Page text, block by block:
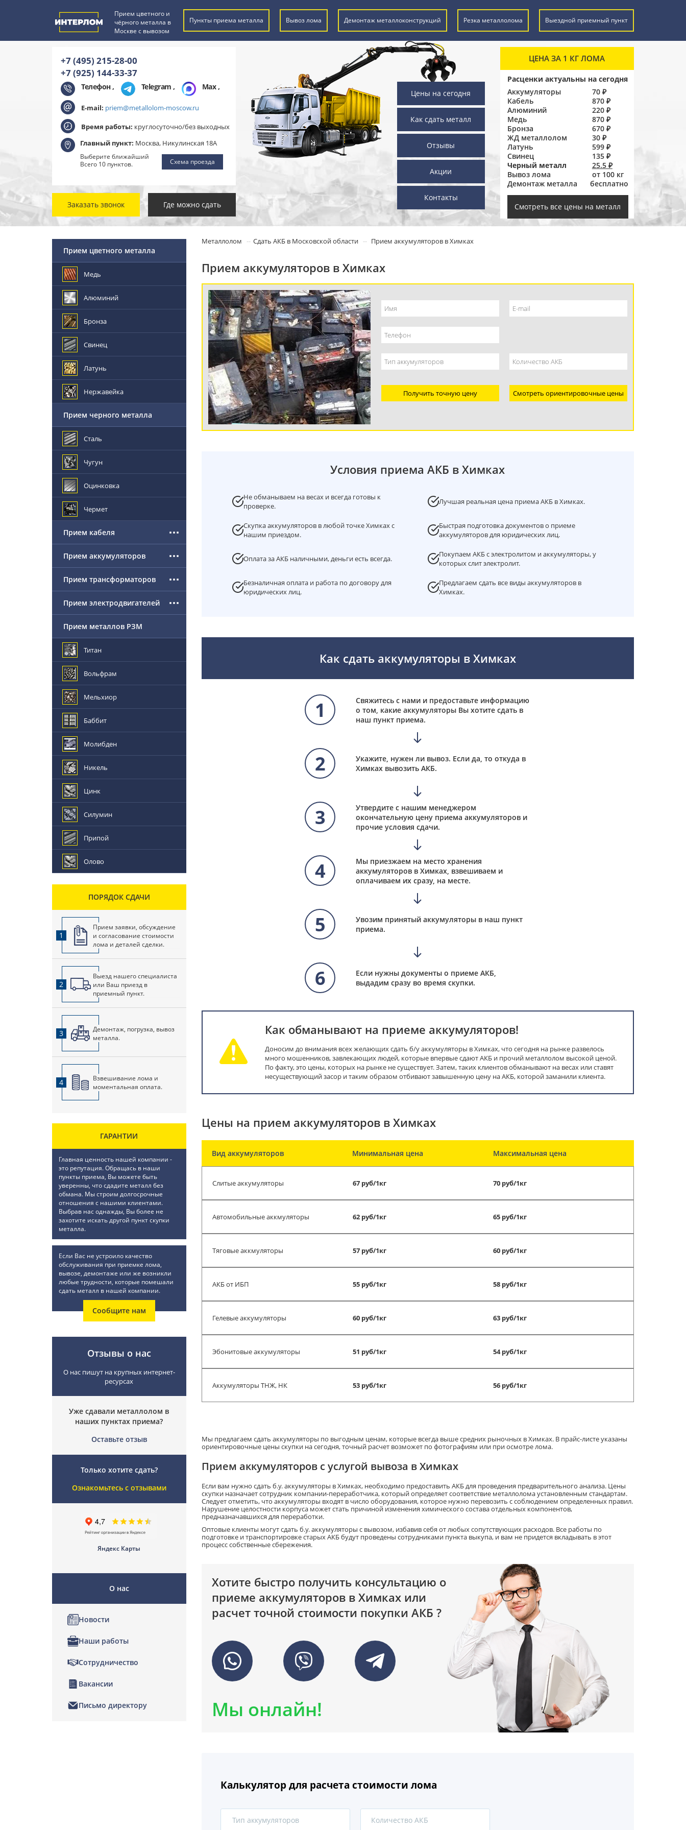
Прием цветного и
чёрного металла в
Москве с вывозом
Пункты приема металла Вывоз лома Демонтаж металлоконструкций Резка металлолома Выездной приемный пункт
+7 (495) 215-28-00
+7 (925) 144-33-37
Телефон , Telegram , Max,
E-mail: priem@metallolom-moscow.ru
Время работы: круглосуточно/без выходных
Главный пункт: Москва, Никулинская 18А
Выберите ближайший
Всего 10 пунктов.
Схема проезда
Заказать звонок Где можно сдать
ЦЕНА ЗА 1 КГ ЛОМА
Расценки актуальны на сегодня
Аккумуляторы
70 ₽
Кабель
870 ₽
Алюминий
220 ₽
Медь
870 ₽
Бронза
670 ₽
ЖД металлолом
30 ₽
Латунь
599 ₽
Свинец
135 ₽
Черный металл
25.5 ₽
Вывоз лома
от 100 кг
Демонтаж металла
бесплатно
Смотреть все цены на металл
Цены на сегодня
Как сдать металл
Отзывы
Акции
Контакты
Металлолом Сдать АКБ в Московской области Прием аккумуляторов в Химках
Прием аккумуляторов в Химках
Получить точную цену Смотреть ориентировочные цены
Условия приема АКБ в Химках
Не обманываем на весах и всегда готовы к
проверке.
Лучшая реальная цена приема АКБ в Химках.
Скупка аккумуляторов в любой точке Химках с
нашим приездом.
Быстрая подготовка документов о приеме
аккумуляторов для юридических лиц.
Оплата за АКБ наличными, деньги есть всегда.
Покупаем АКБ с электролитом и аккумуляторы, у
которых слит электролит.
Безналичная оплата и работа по договору для
юридических лиц.
Предлагаем сдать все виды аккумуляторов в
Химках.
Как сдать аккумуляторы в Химках
1
Свяжитесь с нами и предоставьте информацию
о том, какие аккумуляторы Вы хотите сдать в
наш пункт приема.
2
Укажите, нужен ли вывоз. Если да, то откуда в
Химках вывозить АКБ.
3
Утвердите с нашим менеджером
окончательную цену приема аккумуляторов и
прочие условия сдачи.
4
Мы приезжаем на место хранения
аккумуляторов в Химках, взвешиваем и
оплачиваем их сразу, на месте.
5
Увозим принятый аккумуляторы в наш пункт
приема.
6
Если нужны документы о приеме АКБ,
выдадим сразу во время скупки.
Как обманывают на приеме аккумуляторов!
Доносим до внимания всех желающих сдать б/у аккумуляторы в Химках, что сегодня на рынке развелось
много мошенников, завлекающих людей, которые впервые сдают АКБ и прочий металлолом высокой ценой.
По факту, это цены, которых на рынке не существует. Затем, таких клиентов обманывают на весах или ставят
несуществующий засор и таким образом отбивают завышенную цену на АКБ, которой заманили клиента.
Цены на прием аккумуляторов в Химках
Вид аккумуляторов Минимальная цена Максимальная цена
Слитые аккумуляторы 67 руб/1кг 70 руб/1кг
Автомобильные аккмуляторы 62 руб/1кг 65 руб/1кг
Тяговые аккмуляторы 57 руб/1кг 60 руб/1кг
АКБ от ИБП 55 руб/1кг 58 руб/1кг
Гелевые аккумуляторы 60 руб/1кг 63 руб/1кг
Эбонитовые аккумуляторы 51 руб/1кг 54 руб/1кг
Аккумуляторы ТНЖ, НК 53 руб/1кг 56 руб/1кг
Мы предлагаем сдать аккумуляторы по выгодным ценам, которые всегда выше средних рыночных в Химках. В прайс-листе указаны
ориентировочные цены скупки на сегодня, точный расчет возможет по фотографиям или при осмотре лома.
Прием аккумуляторов с услугой вывоза в Химках
Если вам нужно сдать б.у. аккумуляторы в Химках, необходимо предоставить АКБ для проведения предварительного анализа. Цены
скупки назначает сотрудник компании-переработчика, который определяет соответствие металлолома установленным стандартам.
Следует отметить, что аккумуляторы входят в число оборудования, которое нужно перевозить с соблюдением определенных правил.
Нарушение целостности корпуса может стать причиной изменения химического состава отдельных компонентов,
предназначавшихся для переработки.
Оптовые клиенты могут сдать б.у. аккумуляторы с вывозом, избавив себя от любых сопутствующих расходов. Все работы по
подготовке и транспортировке старых АКБ будут проведены сотрудниками пункта выкупа, и вам не придется вкладывать в этот
процесс собственные сбережения.
Хотите быстро получить консультацию о
приеме аккумуляторов в Химках или
расчет точной стоимости покупки АКБ ?
Мы онлайн!
Калькулятор для расчета стоимости лома
Тип аккумуляторов
Прием цветного металла
Медь
Алюминий
Бронза
Свинец
Латунь
Нержавейка
Прием черного металла
Сталь
Чугун
Оцинковка
Чермет
Прием кабеля
Прием аккумуляторов
Прием трансформаторов
Прием электродвигателей
Прием металлов РЗМ
Титан
Вольфрам
Мельхиор
Баббит
Молибден
Никель
Цинк
Силумин
Припой
Олово
ПОРЯДОК СДАЧИ
1
Прием заявки, обсуждение
и согласование стоимости
лома и деталей сделки.
2
Выезд нашего специалиста
или Ваш приезд в
приемный пункт.
3
Демонтаж, погрузка, вывоз
металла.
4
Взвешивание лома и
моментальная оплата.
ГАРАНТИИ
Главная ценность нашей компании -
это репутация. Обращась в наши
пункты приема, Вы можете быть
уверенны, что сдадите металл без
обмана. Мы строим долгосрочные
отношения с нашими клиентами.
Выбрав нас однажды, Вы более не
захотите искать другой пункт скупки
металла.
Если Вас не устроило качество
обслуживания при приемке лома,
вывозе, демонтаже или же возникли
любые трудности, которые помешали
сдать металл в нашей компании.
Сообщите нам
Отзывы о нас
О нас пишут на крупных интернет-
ресурсах
Уже сдавали металлолом в
наших пунктах приема?
Оставьте отзыв
Только хотите сдать?
Ознакомьтесь с отзывами
Яндекс Карты
О нас
Новости
Наши работы
Сотрудничество
Вакансии
Письмо директору